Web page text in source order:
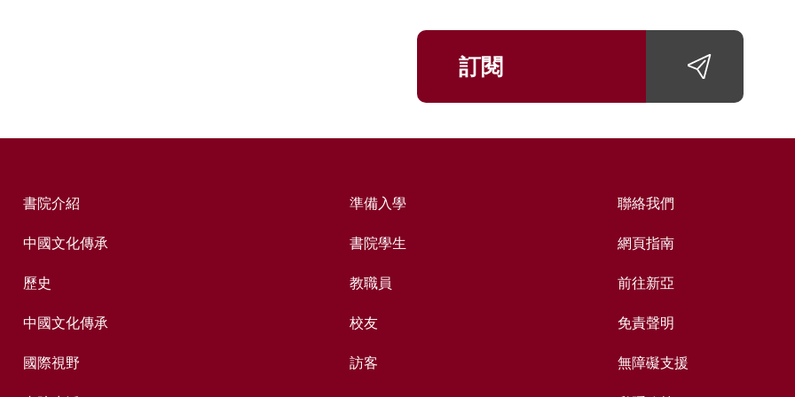
訂閱
書院介紹
中國文化傳承
歷史
中國文化傳承
國際視野
準備入學
書院學生
教職員
校友
訪客
聯絡我們
網頁指南
前往新亞
免責聲明
無障礙支援